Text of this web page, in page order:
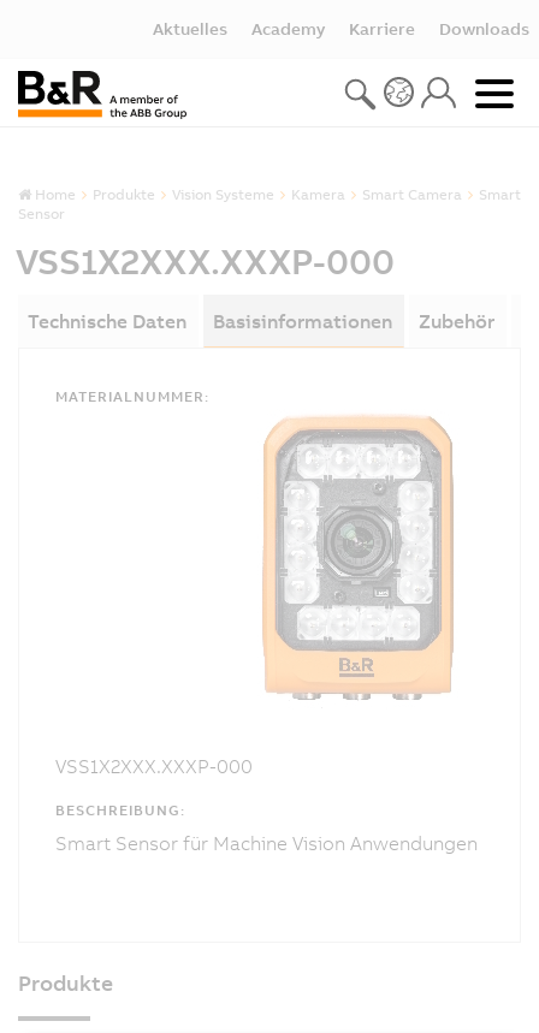
Aktuelles Academy Karriere Downloads
Home Produkte Vision Systeme Kamera Smart Camera
Smart
Sensor
VSS1X2XXX.XXXP-000
Technische Daten Basisinformationen Zubehör
MATERIALNUMMER:
VSS1X2XXX.XXXP-000
BESCHREIBUNG:
Smart Sensor für Machine Vision Anwendungen
Produkte